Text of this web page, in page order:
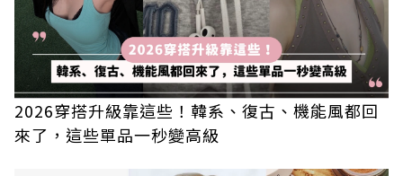
2026穿搭升級靠這些！韓系、復古、機能風都回
來了，這些單品一秒變高級